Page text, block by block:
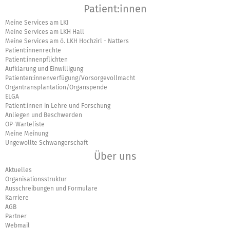
Patient:innen
Meine Services am LKI
Meine Services am LKH Hall
Meine Services am ö. LKH Hochzirl - Natters
Patient:innenrechte
Patient:innenpflichten
Aufklärung und Einwilligung
Patienten:innenverfügung/Vorsorgevollmacht
Organtransplantation/Organspende
ELGA
Patient:innen in Lehre und Forschung
Anliegen und Beschwerden
OP-Warteliste
Meine Meinung
Ungewollte Schwangerschaft
Über uns
Aktuelles
Organisationsstruktur
Ausschreibungen und Formulare
Karriere
AGB
Partner
Webmail